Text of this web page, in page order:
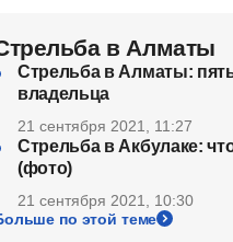
в Алматы
Стрельба в Алматы:
владельца
21 сентября 2021, 11:27
Стрельба в Акбулаке:
(фото)
21 сентября 2021, 10:30
по этой теме